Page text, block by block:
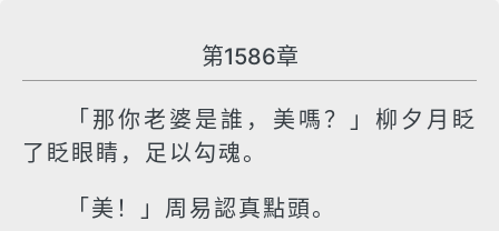
第1586章
「那你老婆是誰，美嗎？」柳夕月眨
了眨眼睛，足以勾魂。
「美！」周易認真點頭。